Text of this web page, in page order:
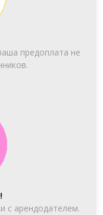
предоплата не
с арендодателем.